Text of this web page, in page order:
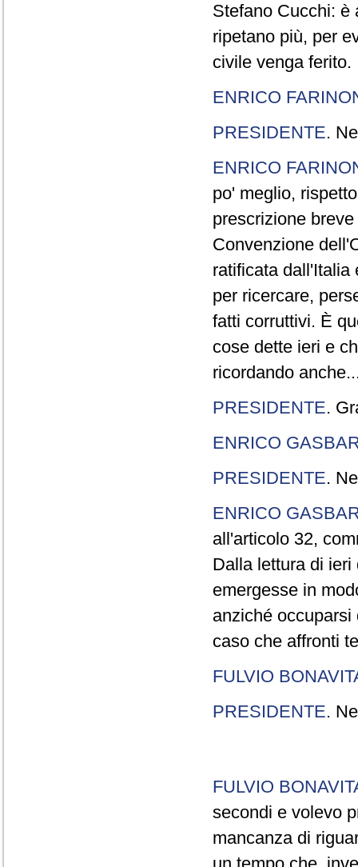
Stefano Cucchi: è
ripetano più, per
civile venga ferito.
ENRICO
PRESIDENTE.
ENRICO
po' meglio,
prescrizione
Convenzione
ratificata dall'Italia
per ricercare,
fatti corruttivi. È
cose dette ieri e
ricordando
PRESIDENTE.
ENRICO
PRESIDENTE.
ENRICO
all'articolo 32,
Dalla lettura di
emergesse in
anziché
caso che affronti
FULVIO
PRESIDENTE.
FULVIO
secondi e volevo
mancanza di